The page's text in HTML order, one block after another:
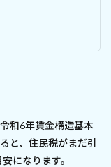
和6年賃金構造基本
と、住民税がまだ引
になります。